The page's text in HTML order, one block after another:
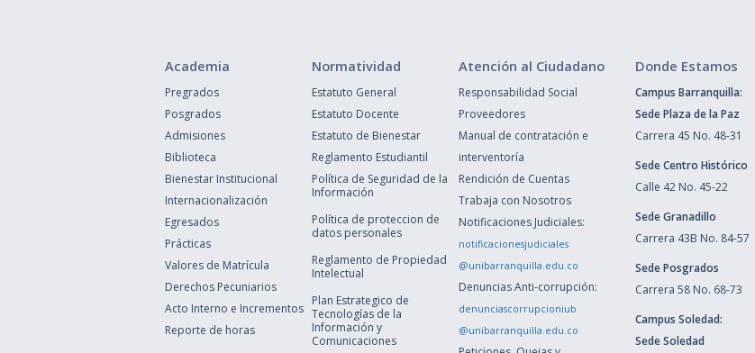
Academia
Pregrados
Posgrados
Admisiones
Biblioteca
Bienestar Institucional
Internacionalización
Egresados
Prácticas
Valores de Matrícula
Derechos Pecuniarios
Acto Interno e Incrementos
Reporte de horas
Normatividad
Estatuto General
Estatuto Docente
Estatuto de Bienestar
Reglamento Estudiantil
Política de Seguridad de la
Información
Política de proteccion de
datos personales
Reglamento de Propiedad
Intelectual
Plan Estrategico de
Tecnologías de la
Información y
Comunicaciones
Atención al Ciudadano
Responsabilidad Social
Proveedores
Manual de contratación e
interventoría
Rendición de Cuentas
Trabaja con Nosotros
Notificaciones Judiciales:
notificacionesjudiciales
@unibarranquilla.edu.co
Denuncias Anti-corrupción:
denunciascorrupcioniub
@unibarranquilla.edu.co
Donde Estamos
Campus Barranquilla:
Sede Plaza de la Paz
Carrera 45 No. 48-31
Sede Centro Histórico
Calle 42 No. 45-22
Sede Granadillo
Carrera 43B No. 84-57
Sede Posgrados
Carrera 58 No. 68-73
Campus Soledad:
Sede Soledad